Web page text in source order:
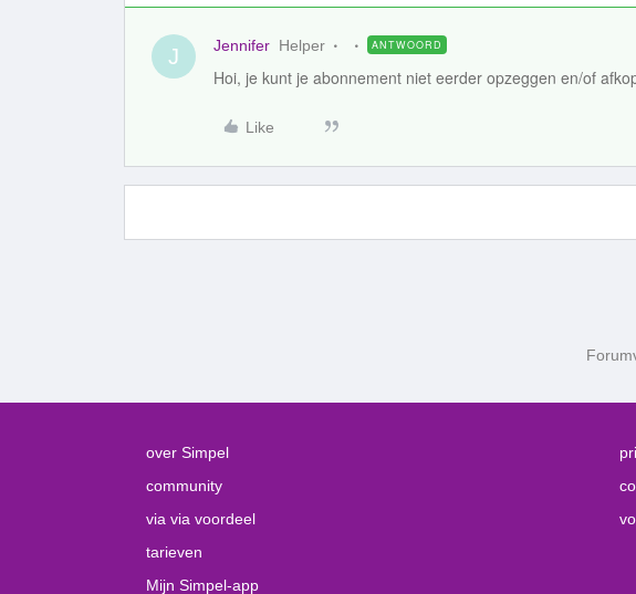
J Jennifer Helper ANTWOORD
Hoi, je kunt je abonnement niet eerder opzeggen en/of
Like
over Simpel
community
via via voordeel
tarieven
Mijn Simpel-app